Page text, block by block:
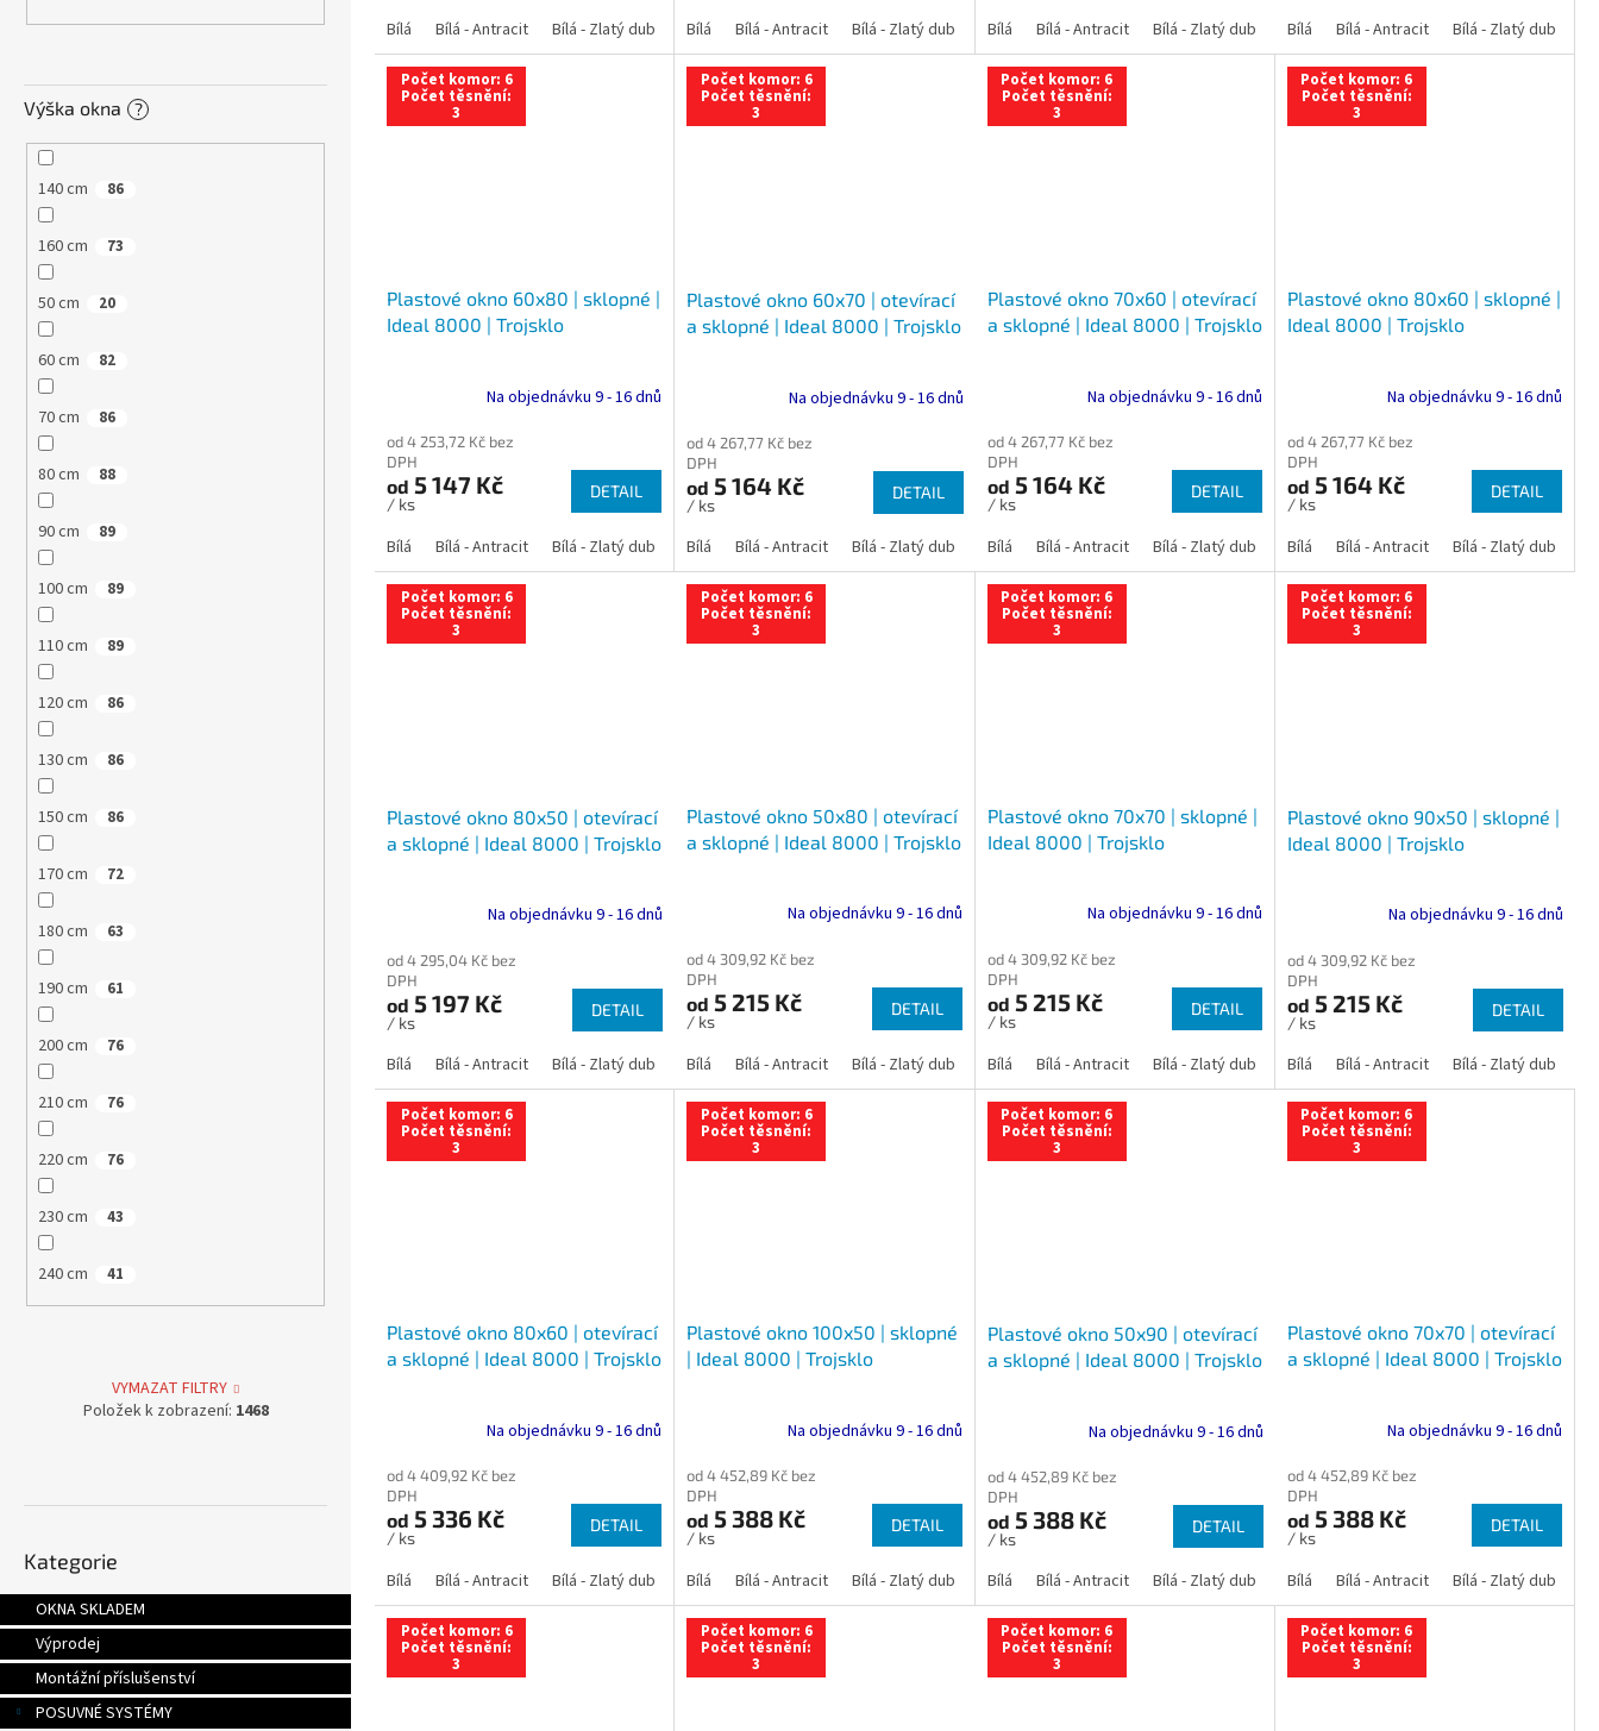
Výška okna ?
140 cm 86
160 cm 73
50 cm 20
60 cm 82
70 cm 86
80 cm 88
90 cm 89
100 cm 89
110 cm 89
120 cm 86
130 cm 86
150 cm 86
170 cm 72
180 cm 63
190 cm 61
200 cm 76
210 cm 76
220 cm 76
230 cm 43
240 cm 41
VYMAZAT FILTRY
Položek k zobrazení: 1468
kategorie
Kategorie
OKNA SKLADEM
Výprodej
Montážní příslušenství
POSUVNÉ SYSTÉMY
Bílá Bílá - Antracit Bílá - Zlatý dub Bílá - Tmavý dub Bílá - Ořech Bílá - Mahagon Antracit Zlatý dub Tmavý dub Ořech Mahagon
Bílá Bílá - Antracit Bílá - Zlatý dub Bílá - Tmavý dub Bílá - Ořech Bílá - Mahagon Antracit Zlatý dub Tmavý dub
Bílá Bílá - Antracit Bílá - Zlatý dub Bílá - Tmavý dub Bílá - Ořech Bílá -
Bílá Bílá - Antracit Bílá - Zlatý dub
Počet komor: 6
Počet těsnění:
3
Plastové okno 60x80 | sklopné |
Ideal 8000 | Trojsklo
Na objednávku 9 - 16 dnů
od 4 253,72 Kč bez
DPH
od 5 147 Kč
/ ks
DETAIL
Bílá Bílá - Antracit Bílá - Zlatý dub Bílá - Tmavý dub Bílá - Ořech Bílá - Mahagon Antracit Zlatý dub Tmavý dub Ořech Mahagon
Počet komor: 6
Počet těsnění:
3
Plastové okno 60x70 | otevírací
a sklopné | Ideal 8000 | Trojsklo
Na objednávku 9 - 16 dnů
od 4 267,77 Kč bez
DPH
od 5 164 Kč
/ ks
DETAIL
Bílá Bílá - Antracit Bílá - Zlatý dub Bílá - Tmavý dub Bílá - Ořech Bílá - Mahagon Antracit Zlatý dub Tmavý dub
Počet komor: 6
Počet těsnění:
3
Plastové okno 70x60 | otevírací
a sklopné | Ideal 8000 | Trojsklo
Na objednávku 9 - 16 dnů
od 4 267,77 Kč bez
DPH
od 5 164 Kč
/ ks
DETAIL
Bílá Bílá - Antracit Bílá - Zlatý dub Bílá - Tmavý dub Bílá - Ořech Bílá -
Počet komor: 6
Počet těsnění:
3
Plastové okno 80x60 | sklopné |
Ideal 8000 | Trojsklo
Na objednávku 9 - 16 dnů
od 4 267,77 Kč bez
DPH
od 5 164 Kč
/ ks
DETAIL
Bílá Bílá - Antracit Bílá - Zlatý dub
Počet komor: 6
Počet těsnění:
3
Plastové okno 80x50 | otevírací
a sklopné | Ideal 8000 | Trojsklo
Na objednávku 9 - 16 dnů
od 4 295,04 Kč bez
DPH
od 5 197 Kč
/ ks
DETAIL
Bílá Bílá - Antracit Bílá - Zlatý dub Bílá - Tmavý dub Bílá - Ořech Bílá - Mahagon Antracit Zlatý dub Tmavý dub Ořech Mahagon
Počet komor: 6
Počet těsnění:
3
Plastové okno 50x80 | otevírací
a sklopné | Ideal 8000 | Trojsklo
Na objednávku 9 - 16 dnů
od 4 309,92 Kč bez
DPH
od 5 215 Kč
/ ks
DETAIL
Bílá Bílá - Antracit Bílá - Zlatý dub Bílá - Tmavý dub Bílá - Ořech Bílá - Mahagon Antracit Zlatý dub Tmavý dub
Počet komor: 6
Počet těsnění:
3
Plastové okno 70x70 | sklopné |
Ideal 8000 | Trojsklo
Na objednávku 9 - 16 dnů
od 4 309,92 Kč bez
DPH
od 5 215 Kč
/ ks
DETAIL
Bílá Bílá - Antracit Bílá - Zlatý dub Bílá - Tmavý dub Bílá - Ořech Bílá -
Počet komor: 6
Počet těsnění:
3
Plastové okno 90x50 | sklopné |
Ideal 8000 | Trojsklo
Na objednávku 9 - 16 dnů
od 4 309,92 Kč bez
DPH
od 5 215 Kč
/ ks
DETAIL
Bílá Bílá - Antracit Bílá - Zlatý dub
Počet komor: 6
Počet těsnění:
3
Plastové okno 80x60 | otevírací
a sklopné | Ideal 8000 | Trojsklo
Na objednávku 9 - 16 dnů
od 4 409,92 Kč bez
DPH
od 5 336 Kč
/ ks
DETAIL
Bílá Bílá - Antracit Bílá - Zlatý dub Bílá - Tmavý dub Bílá - Ořech Bílá - Mahagon Antracit Zlatý dub Tmavý dub Ořech Mahagon
Počet komor: 6
Počet těsnění:
3
Plastové okno 100x50 | sklopné
| Ideal 8000 | Trojsklo
Na objednávku 9 - 16 dnů
od 4 452,89 Kč bez
DPH
od 5 388 Kč
/ ks
DETAIL
Bílá Bílá - Antracit Bílá - Zlatý dub Bílá - Tmavý dub Bílá - Ořech Bílá - Mahagon Antracit Zlatý dub Tmavý dub
Počet komor: 6
Počet těsnění:
3
Plastové okno 50x90 | otevírací
a sklopné | Ideal 8000 | Trojsklo
Na objednávku 9 - 16 dnů
od 4 452,89 Kč bez
DPH
od 5 388 Kč
/ ks
DETAIL
Bílá Bílá - Antracit Bílá - Zlatý dub Bílá - Tmavý dub Bílá - Ořech Bílá -
Počet komor: 6
Počet těsnění:
3
Plastové okno 70x70 | otevírací
a sklopné | Ideal 8000 | Trojsklo
Na objednávku 9 - 16 dnů
od 4 452,89 Kč bez
DPH
od 5 388 Kč
/ ks
DETAIL
Bílá Bílá - Antracit Bílá - Zlatý dub
Počet komor: 6
Počet těsnění:
3
Počet komor: 6
Počet těsnění:
3
Počet komor: 6
Počet těsnění:
3
Počet komor: 6
Počet těsnění:
3